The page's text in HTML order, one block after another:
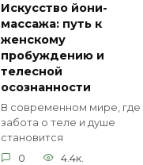
Искусство йони-
массажа: путь к
женскому
пробуждению и
телесной
осознанности
В современном мире, где
забота о теле и душе
становится
0
4.4к.